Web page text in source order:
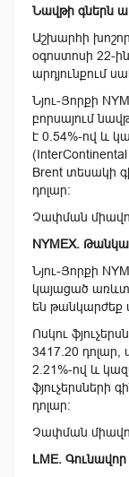
Նավթի գներն
Աշխարհի
օգոստոսի 22-
արդյունքում
Նյու-Յորքի
բորսայում
է 0.54%-ով և
Brent տեսակի
դոլար:
Չափման
NYMEX.
Նյու-Յորքի
կայացած
են թանկարժեք
Ոսկու
3417.20 դոլար,
2.21%-ով և
ֆյուչերսների
դոլար:
Չափման
LME.